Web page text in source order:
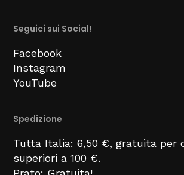
Seguici sui Social!
Facebook
Instagram
YouTube
Spedizione
Tutta Italia: 6,50 €, gratuita per
superiori a 100 €.